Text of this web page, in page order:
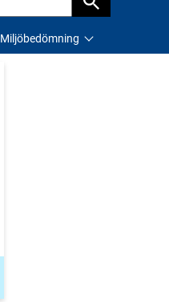
Miljöbedömning